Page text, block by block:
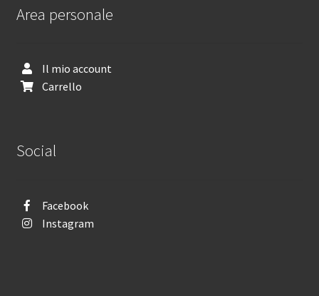
Area personale
Il mio account
Carrello
Social
Facebook
Instagram